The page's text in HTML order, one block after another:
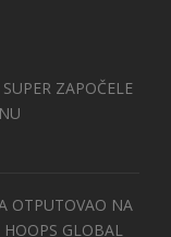
ZAPOČELE
OTPUTOVAO NA
HOOPS GLOBAL